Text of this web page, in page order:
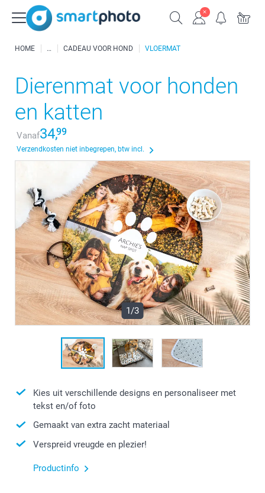
HOME CADEAU VOOR HOND VLOERMAT
Dierenmat voor honden
en katten
Vanaf34,99
Verzendkosten niet inbegrepen, btw incl.
1/3
Kies uit verschillende designs en personaliseer met
tekst en/of foto
Gemaakt van extra zacht materiaal
Verspreid vreugde en plezier!
Productinfo